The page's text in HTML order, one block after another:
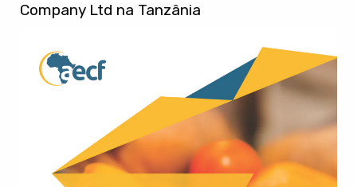
Company Ltd na Tanzânia